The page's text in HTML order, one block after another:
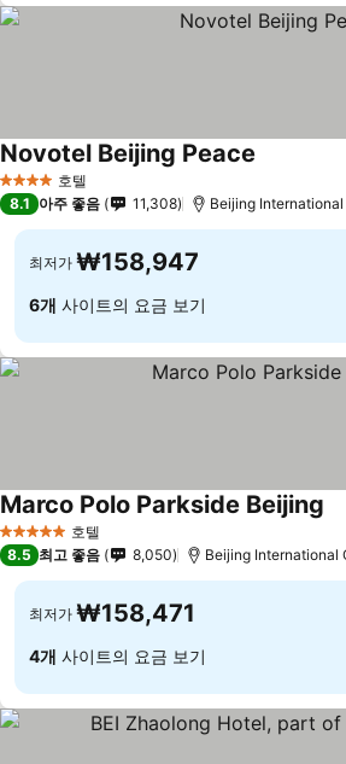
4 성급 호텔
Novotel Beijing Peace
8.1 아주 좋음 11,308 Beijing
최저가 ₩158,947
6개 사이트의 요금 보기
5 성급 호텔
Marco Polo Parkside Beijing
8.5 최고 좋음 8,050 Beijing International
최저가 ₩158,471
4개 사이트의 요금 보기